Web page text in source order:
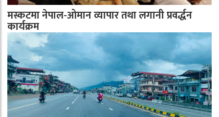
मस्कटमा नेपाल-ओमान व्यापार तथा लगानी प्रवर्द्धन
कार्यक्रम